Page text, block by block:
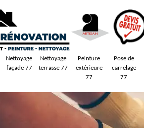
Nettoyage
façade 77
Nettoyage
terrasse 77
Peinture
extérieure
77
Pose de
carrelage
77